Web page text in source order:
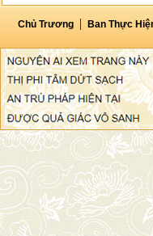
Chủ Trương Ban Thực